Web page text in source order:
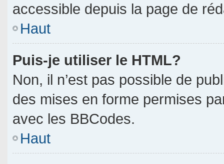
accessible depuis la page de
Haut
Puis-je utiliser le HTML?
Non, il n’est pas possible de
des mises en forme permises
avec les BBCodes.
Haut